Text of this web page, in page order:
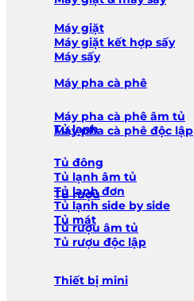
Máy giặt
Máy giặt kết hợp sấy
Máy sấy
Máy pha cà phê
Máy pha cà phê âm tủ
Máy pha cà phê độc lập
Tủ lạnh
Tủ đông
Tủ lạnh âm tủ
Tủ lạnh đơn
Tủ lạnh side by side
Tủ mát
Tủ rượu
Tủ rượu âm tủ
Tủ rượu độc lập
Thiết bị mini